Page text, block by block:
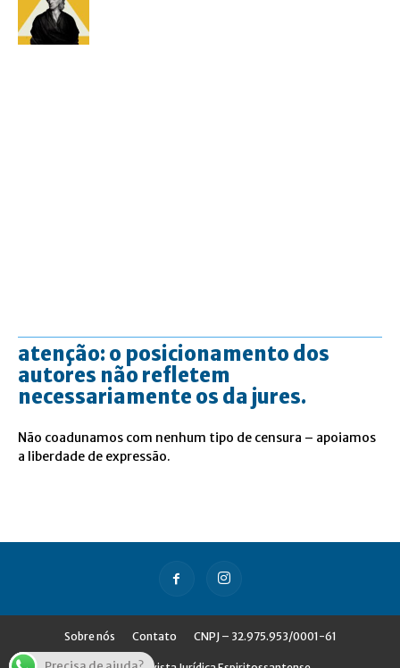
atenção: o posicionamento dos
autores não refletem
necessariamente os da jures.
Não coadunamos com nenhum tipo de censura – apoiamos
a liberdade de expressão.
Sobre nós Contato CNPJ – 32.975.953/0001-61